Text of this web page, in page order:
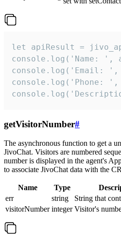
let apiResult =
console.log('Name: ',
console.log('Email: ',
console.log('Phone: ',
getVisitorNumber#
The asynchronous function to get a
JivoChat. Visitors are numbered
number is displayed in the agent's
to associate JivoChat data with the
Name Type
err
string
String that
visitorNumber integer Visitor's